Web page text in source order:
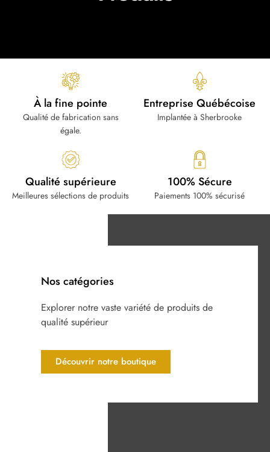
À la fine pointe
Qualité de fabrication sans
égale.
Entreprise Québécoise
Implantée à Sherbrooke
Qualité supérieure
Meilleures sélections de produits
100% Sécure
Paiements 100% sécurisé
Nos catégories
Explorer notre vaste variété de produits de
qualité supérieur
Découvrir notre boutique